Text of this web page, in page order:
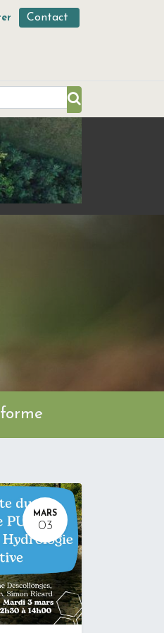
Contact
MARS
03